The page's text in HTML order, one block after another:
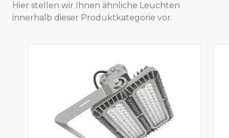
Hier stellen wir Ihnen ähnliche Leuchten
innerhalb dieser Produktkategorie vor.